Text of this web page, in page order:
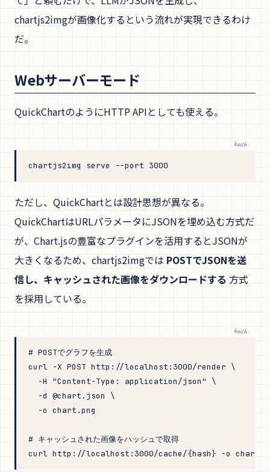
chartjs2imgが画像化するという流れが実現できるわけ
だ。
Webサーバーモード
QuickChartのようにHTTP APIとしても使える。
bash
chartjs2img serve --port 3000
ただし、QuickChartとは設計思想が異なる。
QuickChartはURLパラメータにJSONを埋め込む方式だ
が、Chart.jsの豊富なプラグインを活用するとJSONが
大きくなるため、chartjs2imgでは POSTでJSONを送
信し、キャッシュされた画像をダウンロードする 方式
を採用している。
bash
# POSTでグラフを生成
curl -X POST http://localhost:3000/render \
  -H
"Content-Type: application/json"
\
  -d
@chart.json
\
  -o
chart.png
# キャッシュされた画像をハッシュで取得
curl http://localhost:3000/cache/{hash} -o